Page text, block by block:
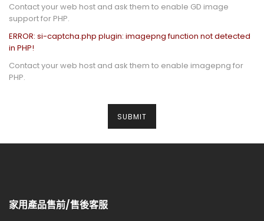
Contact your web host and ask them to enable GD image
support for PHP.
ERROR: si-captcha.php plugin: imagepng function not detected
in PHP!
Contact your web host and ask them to enable imagepng for
PHP.
家用產品售前/售後客服